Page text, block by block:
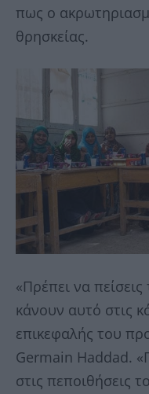
πως ο
θρησκείας.
«Πρέπει να
κάνουν αυτό στις
επικεφαλής του
Germain Haddad.
στις πεποιθήσεις